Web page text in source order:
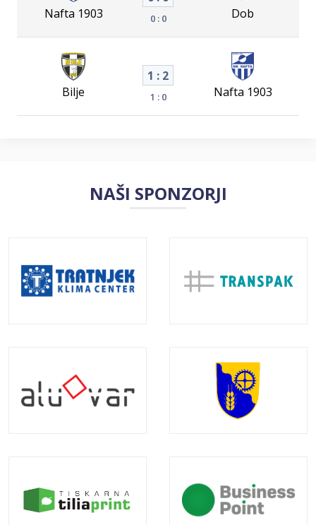
Nafta 1903 0 : 0 Dob
Bilje
1 : 2
1 : 0 Nafta 1903
NAŠI SPONZORJI